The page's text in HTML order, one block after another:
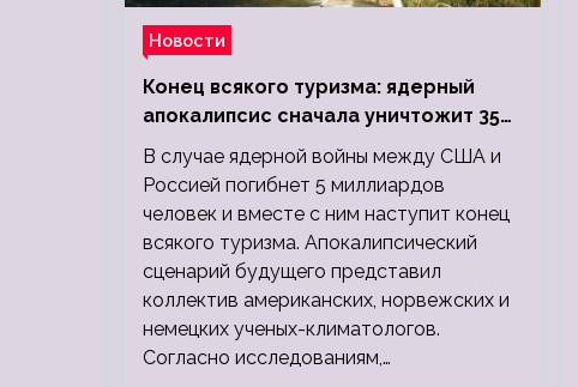
Новости
Конец всякого туризма: ядерный
апокалипсис сначала уничтожит 350
миллионов, а потом 5 миллиардов
людей
В случае ядерной войны между США и
Россией погибнет 5 миллиардов
человек и вместе с ним наступит конец
всякого туризма. Апокалипсический
сценарий будущего представил
коллектив американских, норвежских и
немецких ученых-климатологов.
Согласно исследованиям,…